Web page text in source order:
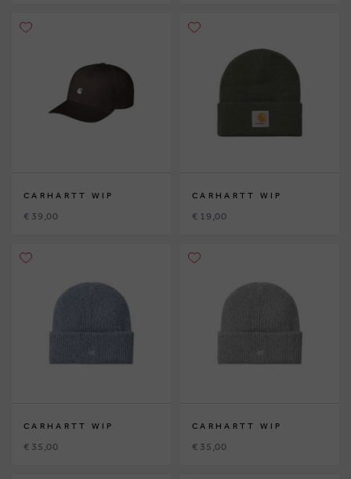
CARHARTT WIP
€ 39,00
CARHARTT WIP
€ 19,00
CARHARTT WIP
€ 35,00
CARHARTT WIP
€ 35,00